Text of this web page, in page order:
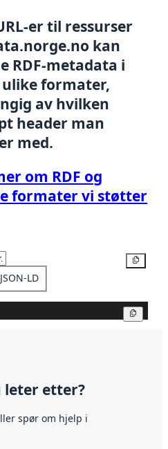
er til ressurser
kan
RDF-metadata i
formater,
av hvilken
header man
med.
om RDF og
formater vi støtter
JSON-LD
leter etter?
spør om hjelp i